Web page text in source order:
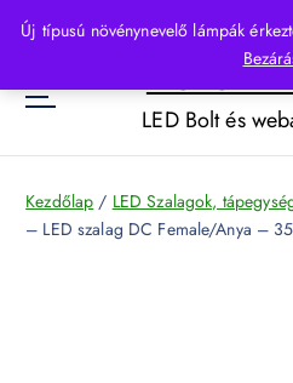
Új típusú növénynevelő lámpák
p
o
LED Bolt és
Kezdőlap / LED Szalagok,
– LED szalag DC Female/Anya –